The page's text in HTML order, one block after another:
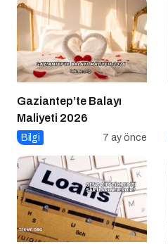
Gaziantep’te Balayı
Maliyeti 2026
Bilgi 7 ay önce